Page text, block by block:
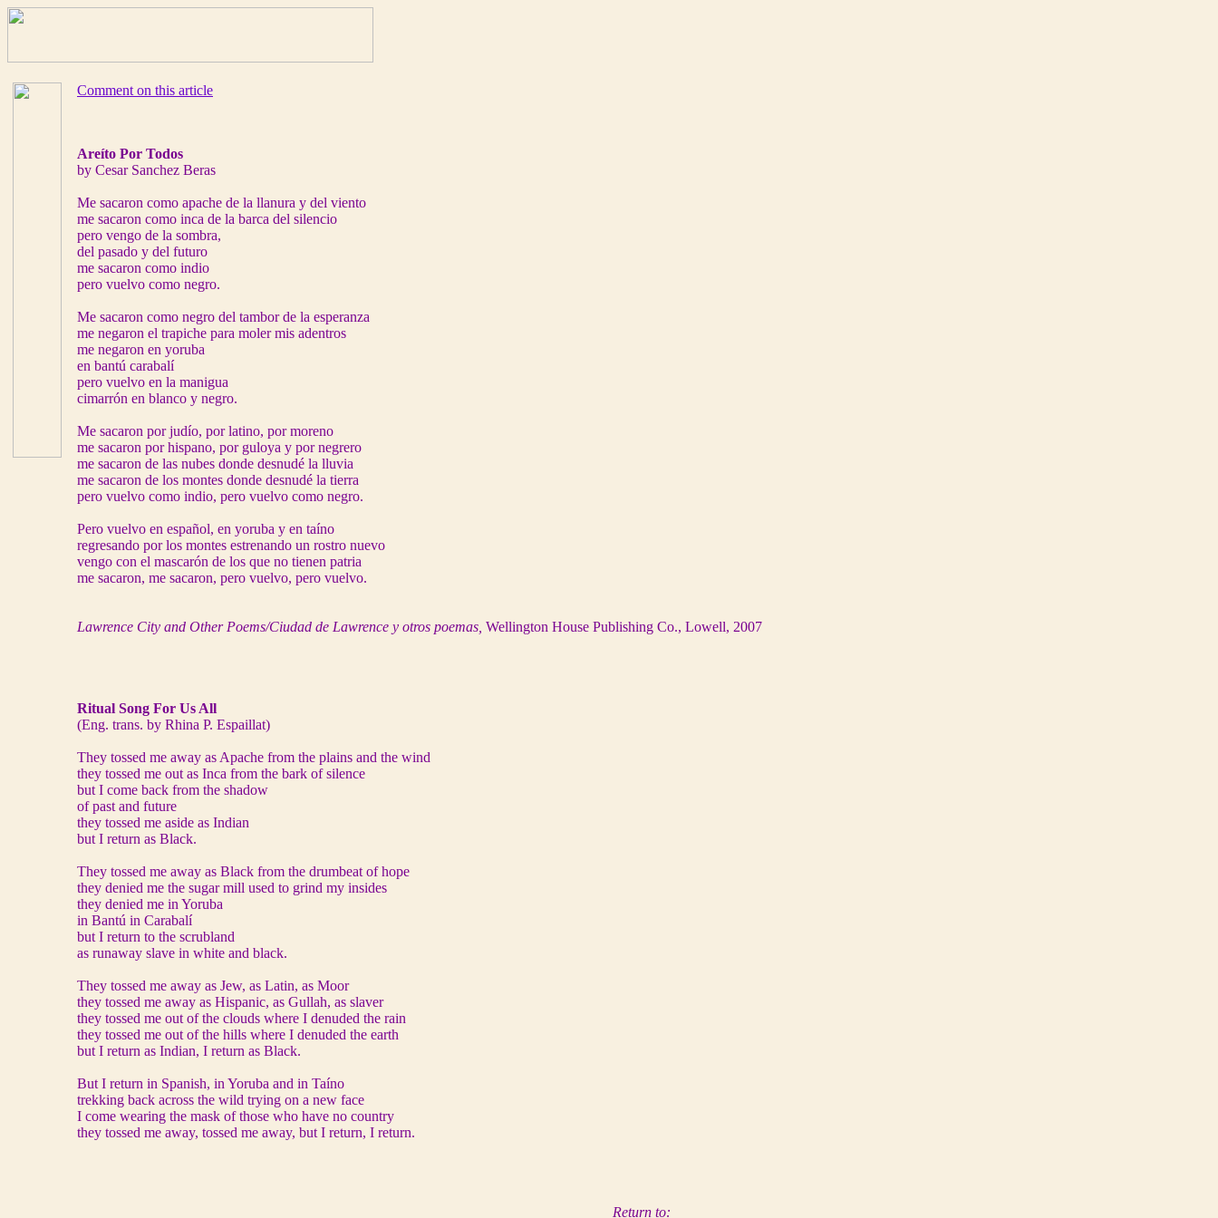
Comment on this article
Areíto Por Todos
by Cesar Sanchez Beras
Me sacaron como apache de la llanura y del viento
me sacaron como inca de la barca del silencio
pero vengo de la sombra,
del pasado y del futuro
me sacaron como indio
pero vuelvo como negro.
Me sacaron como negro del tambor de la esperanza
me negaron el trapiche para moler mis adentros
me negaron en yoruba
en bantú carabalí
pero vuelvo en la manigua
cimarrón en blanco y negro.
Me sacaron por judío, por latino, por moreno
me sacaron por hispano, por guloya y por negrero
me sacaron de las nubes donde desnudé la lluvia
me sacaron de los montes donde desnudé la tierra
pero vuelvo como indio, pero vuelvo como negro.
Pero vuelvo en español, en yoruba y en taíno
regresando por los montes estrenando un rostro nuevo
vengo con el mascarón de los que no tienen patria
me sacaron, me sacaron, pero vuelvo, pero vuelvo.
Lawrence City and Other Poems/Ciudad de Lawrence y otros poemas, Wellington House Publishing Co., Lowell, 2007
Ritual Song For Us All
(Eng. trans. by Rhina P. Espaillat)
They tossed me away as Apache from the plains and the wind
they tossed me out as Inca from the bark of silence
but I come back from the shadow
of past and future
they tossed me aside as Indian
but I return as Black.
They tossed me away as Black from the drumbeat of hope
they denied me the sugar mill used to grind my insides
they denied me in Yoruba
in Bantú in Carabalí
but I return to the scrubland
as runaway slave in white and black.
They tossed me away as Jew, as Latin, as Moor
they tossed me away as Hispanic, as Gullah, as slaver
they tossed me out of the clouds where I denuded the rain
they tossed me out of the hills where I denuded the earth
but I return as Indian, I return as Black.
But I return in Spanish, in Yoruba and in Taíno
trekking back across the wild trying on a new face
I come wearing the mask of those who have no country
they tossed me away, tossed me away, but I return, I return.
Return to: